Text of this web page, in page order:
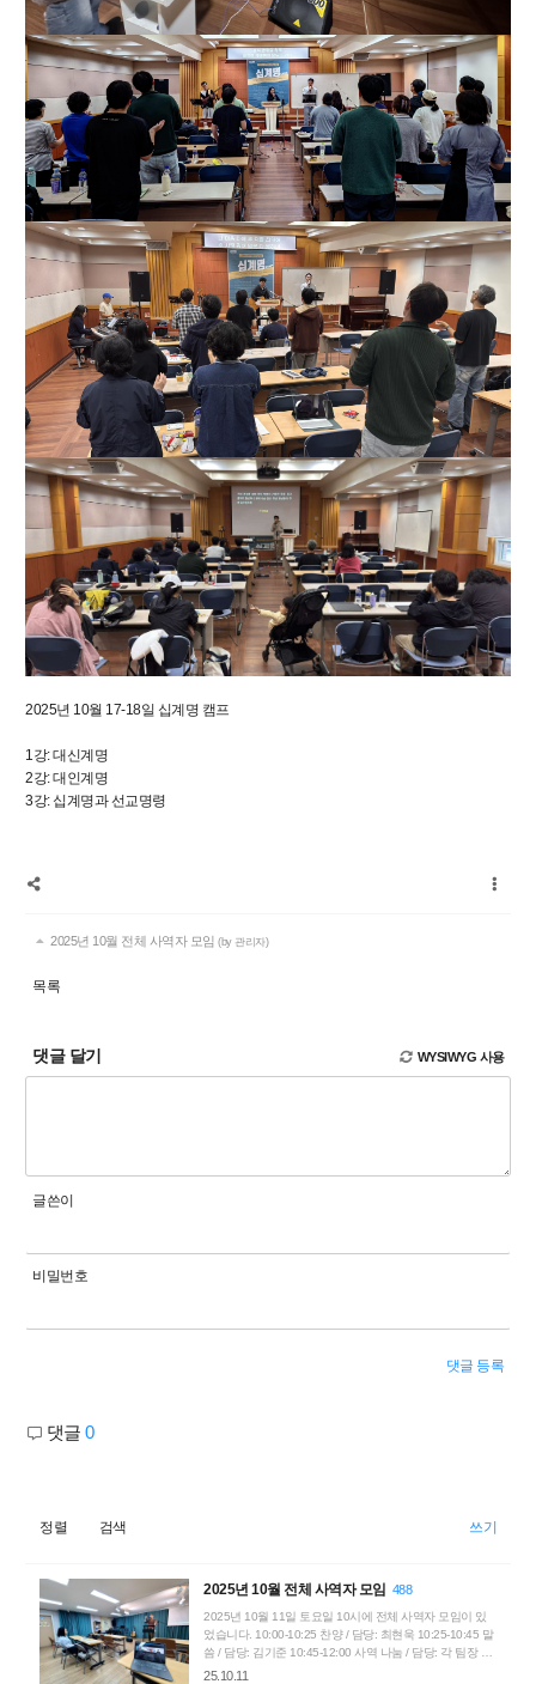
2025년 10월 17-18일 십계명 캠프
1강: 대신계명
2강: 대인계명
3강: 십계명과 선교명령
2025년 10월 전체 사역자 모임 (by 관리자)
목록
댓글 달기 WYSIWYG 사용
글쓴이
비밀번호
댓글 등록
댓글 0
정렬 검색 쓰기
2025년 10월 전체 사역자 모임 488
2025년 10월 11일 토요일 10시에 전체 사역자 모임이 있
었습니다. 10:00-10:25 찬양 / 담당: 최현욱 10:25-10:45 말
씀 / 담당: 김기준 10:45-12:00 사역 나눔 / 담당: 각 팀장 현
장 참석: 김기준, 최현욱, 이보라, 전용우, 신지운, 강지원 화
25.10.11